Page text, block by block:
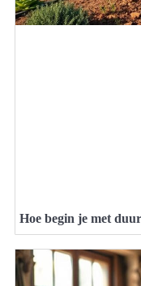
Hoe begin je met